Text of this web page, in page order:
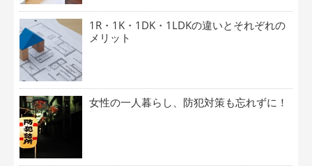
1R・1K・1DK・1LDKの違いとそれぞれの
メリット
女性の一人暮らし、防犯対策も忘れずに！